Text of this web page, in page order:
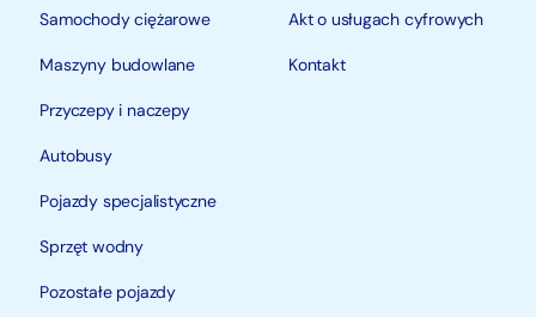
Samochody ciężarowe
Maszyny budowlane
Przyczepy i naczepy
Autobusy
Pojazdy specjalistyczne
Sprzęt wodny
Pozostałe pojazdy
Akt o usługach cyfrowych
Kontakt